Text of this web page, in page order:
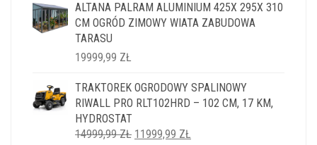
ALTANA PALRAM ALUMINIUM 425X 295X 310
CM OGRÓD ZIMOWY WIATA ZABUDOWA
TARASU
19999,99 ZŁ
TRAKTOREK OGRODOWY SPALINOWY
RIWALL PRO RLT102HRD – 102 CM, 17 KM,
HYDROSTAT
14999,99ZŁ PIERWOTNA
11999,99 ZŁ